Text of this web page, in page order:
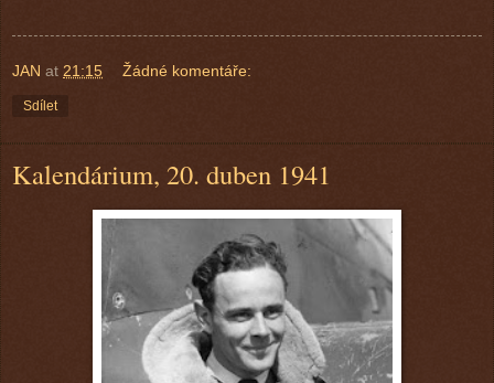
JAN at 21:15 Žádné komentáře:
Sdílet
Kalendárium, 20. duben 1941